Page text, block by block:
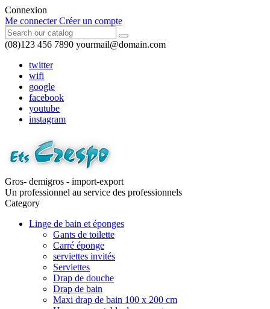
Connexion
Me connecter Créer un compte
(08)123 456 7890 yourmail@domain.com
twitter
wifi
google
facebook
youtube
instagram
Gros- demigros - import-export
Un professionnel au service des professionnels
Category
Linge de bain et éponges
Gants de toilette
Carré éponge
serviettes invités
Serviettes
Drap de douche
Drap de bain
Maxi drap de bain 100 x 200 cm